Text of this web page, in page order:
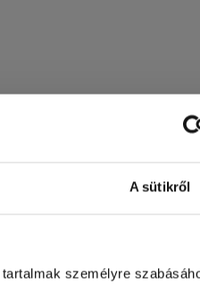
A sütikről
személyre